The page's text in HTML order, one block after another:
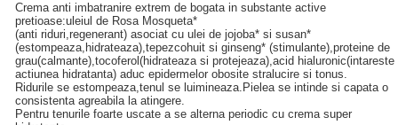
Crema anti imbatranire extrem de bogata in substante active
pretioase:uleiul de Rosa Mosqueta*
(anti riduri,regenerant) asociat cu ulei de jojoba* si susan*
(estompeaza,hidrateaza),tepezcohuit si ginseng* (stimulante),proteine de
grau(calmante),tocoferol(hidrateaza si protejeaza),acid hialuronic(intareste
actiunea hidratanta) aduc epidermelor obosite stralucire si tonus.
Ridurile se estompeaza,tenul se luimineaza.Pielea se intinde si capata o
consistenta agreabila la atingere.
Pentru tenurile foarte uscate a se alterna periodic cu crema super